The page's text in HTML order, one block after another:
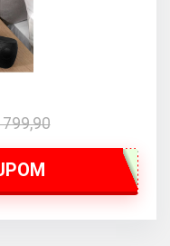
799,90